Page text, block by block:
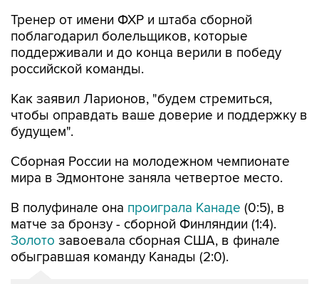
Тренер от имени ФХР и штаба сборной
поблагодарил болельщиков, которые
поддерживали и до конца верили в победу
российской команды.
Как заявил Ларионов, "будем стремиться,
чтобы оправдать ваше доверие и поддержку в
будущем".
Сборная России на молодежном чемпионате
мира в Эдмонтоне заняла четвертое место.
В полуфинале она проиграла Канаде (0:5), в
матче за бронзу - сборной Финляндии (1:4).
Золото завоевала сборная США, в финале
обыгравшая команду Канады (2:0).